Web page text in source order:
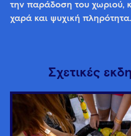
την παράδοση του χωριού,
χαρά και ψυχική πληρότητα.
Σχετικές